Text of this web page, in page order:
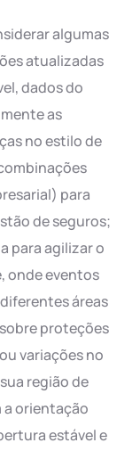
algumas
atualizadas
dados do
as
no estilo de
para
de seguros;
para agilizar o
onde eventos
áreas
proteções
variações no
região de
a orientação
estável e